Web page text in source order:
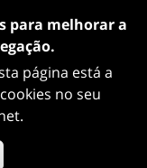
para melhorar a
página está a
no seu